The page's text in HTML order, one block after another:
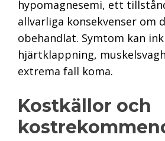
hypomagnesemi, ett
allvarliga konsekvenser om
obehandlat. Symtom kan
hjärtklappning,
extrema fall koma.
Kostkällor och